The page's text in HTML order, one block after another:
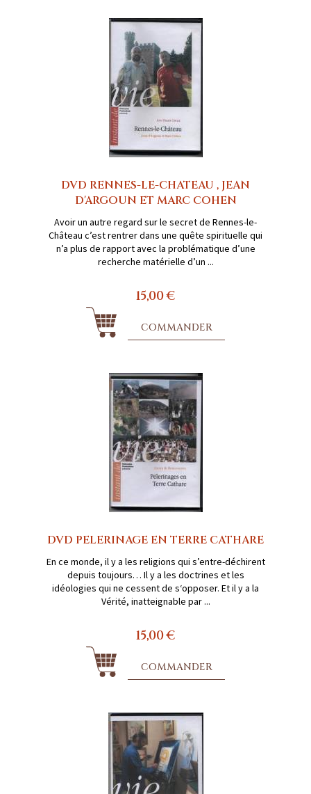
DVD RENNES-LE-CHATEAU , JEAN
D'ARGOUN ET MARC COHEN
Avoir un autre regard sur le secret de Rennes-le-
Château c’est rentrer dans une quête spirituelle qui
n’a plus de rapport avec la problématique d’une
recherche matérielle d’un ...
15,00 €
COMMANDER
DVD PELERINAGE EN TERRE CATHARE
En ce monde, il y a les religions qui s’entre-déchirent
depuis toujours… Il y a les doctrines et les
idéologies qui ne cessent de s‘opposer. Et il y a la
Vérité, inatteignable par ...
15,00 €
COMMANDER